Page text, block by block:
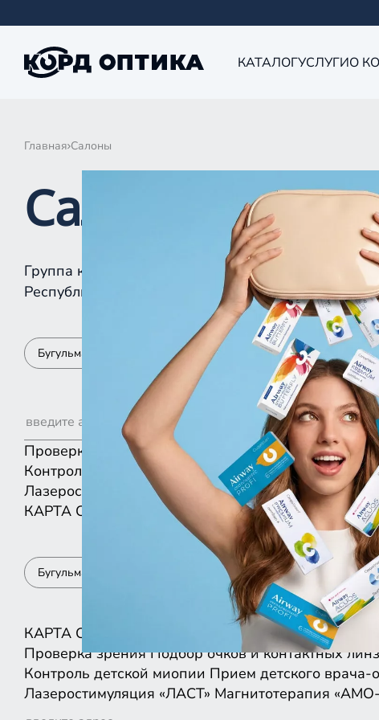
КАТАЛОГУСЛУГИО
Главная Салоны
Салоны КОРД
Группа компаний «Корд Оптика» - это более 100
Республике Татарстан, Самаре, Уфе, Рыбинске.
Бугульма
Проверка зрения Подбор очков и контактных линз
Контроль детской миопии
Прием детского врача-
Лазеростимуляция «ЛАСТ»
Магнитотерапия
КАРТА СПИСКОМ
Бугульма
КАРТА СПИСКОМ
Проверка зрения Подбор очков и контактных линз
Контроль детской миопии Прием детского врача-
Лазеростимуляция «ЛАСТ» Магнитотерапия